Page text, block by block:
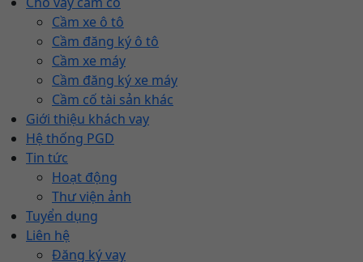
Cầm xe ô tô
Cầm đăng ký ô tô
Cầm xe máy
Cầm đăng ký xe máy
Cầm cố tài sản khác
Giới thiệu khách vay
Hệ thống PGD
Tin tức
Hoạt động
Thư viện ảnh
Tuyển dụng
Liên hệ
Đăng ký vay